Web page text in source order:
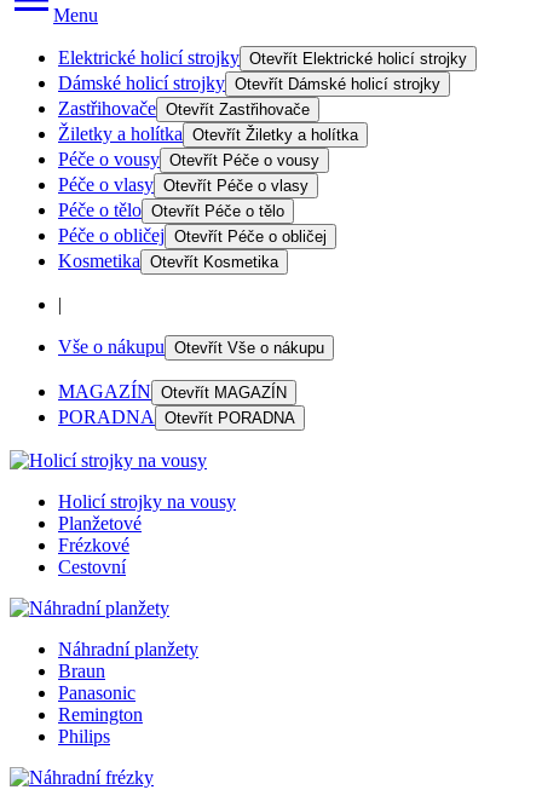
Menu
Elektrické holicí strojky Otevřít Elektrické holicí strojky
Dámské holicí strojky Otevřít Dámské holicí strojky
Zastřihovače Otevřít Zastřihovače
Žiletky a holítka Otevřít Žiletky a holítka
Péče o vousy Otevřít Péče o vousy
Péče o vlasy Otevřít Péče o vlasy
Péče o tělo Otevřít Péče o tělo
Péče o obličej Otevřít Péče o obličej
Kosmetika Otevřít Kosmetika
|
Vše o nákupu Otevřít Vše o nákupu
MAGAZÍN Otevřít MAGAZÍN
PORADNA Otevřít PORADNA
Holicí strojky na vousy
Planžetové
Frézkové
Cestovní
Náhradní planžety
Braun
Panasonic
Remington
Philips